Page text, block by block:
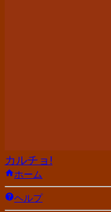
カルチョ!
ホーム
ヘルプ